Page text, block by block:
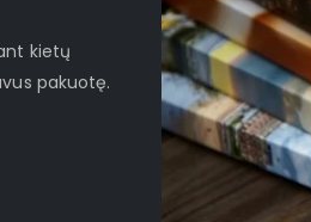
kietų
pakuotę.